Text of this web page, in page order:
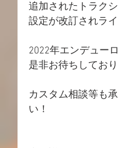
追加されたトラク
設定が改訂されラ
2022年エンデュー
是非お待ちしており
カスタム相談等も
い！